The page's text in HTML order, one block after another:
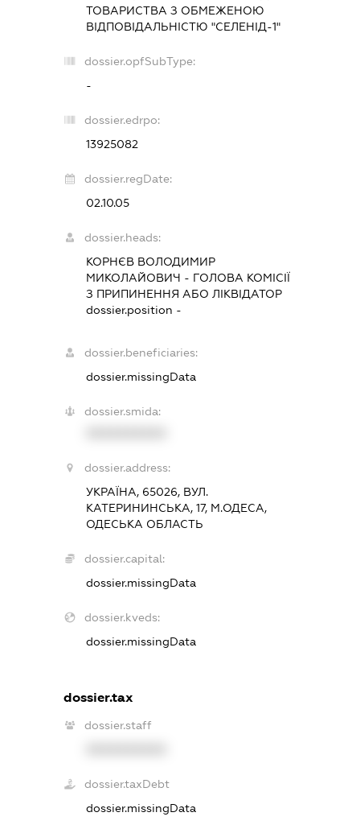
ТОВАРИСТВА З ОБМЕЖЕНОЮ
ВІДПОВІДАЛЬНІСТЮ "СЕЛЕНІД-1"
dossier.opfSubType:
-
dossier.edrpo:
13925082
dossier.regDate:
02.10.05
dossier.heads:
КОРНЄВ ВОЛОДИМИР
МИКОЛАЙОВИЧ - ГОЛОВА КОМІСІЇ
З ПРИПИНЕННЯ АБО ЛІКВІДАТОР
dossier.position -
dossier.beneficiaries:
dossier.missingData
dossier.smida:
dossier.address:
УКРАЇНА, 65026, ВУЛ.
КАТЕРИНИНСЬКА, 17, М.ОДЕСА,
ОДЕСЬКА ОБЛАСТЬ
dossier.capital:
dossier.missingData
dossier.kveds:
dossier.missingData
dossier.tax
dossier.staff
dossier.taxDebt
dossier.missingData